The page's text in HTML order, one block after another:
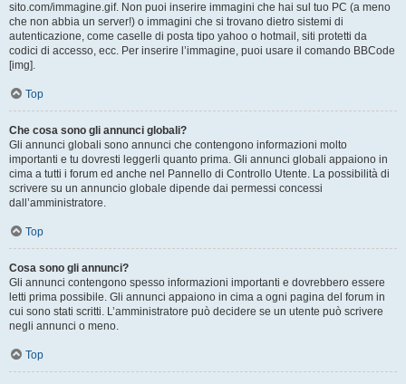
sito.com/immagine.gif. Non puoi inserire immagini che hai sul tuo PC (a meno
che non abbia un server!) o immagini che si trovano dietro sistemi di
autenticazione, come caselle di posta tipo yahoo o hotmail, siti protetti da
codici di accesso, ecc. Per inserire l’immagine, puoi usare il comando BBCode
[img].
Top
Che cosa sono gli annunci globali?
Gli annunci globali sono annunci che contengono informazioni molto
importanti e tu dovresti leggerli quanto prima. Gli annunci globali appaiono in
cima a tutti i forum ed anche nel Pannello di Controllo Utente. La possibilità di
scrivere su un annuncio globale dipende dai permessi concessi
dall’amministratore.
Top
Cosa sono gli annunci?
Gli annunci contengono spesso informazioni importanti e dovrebbero essere
letti prima possibile. Gli annunci appaiono in cima a ogni pagina del forum in
cui sono stati scritti. L’amministratore può decidere se un utente può scrivere
negli annunci o meno.
Top